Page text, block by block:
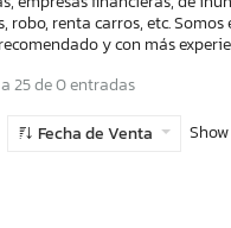
robo, renta carros, etc.
y con más
25 de 0 entradas
Fecha de Venta Show